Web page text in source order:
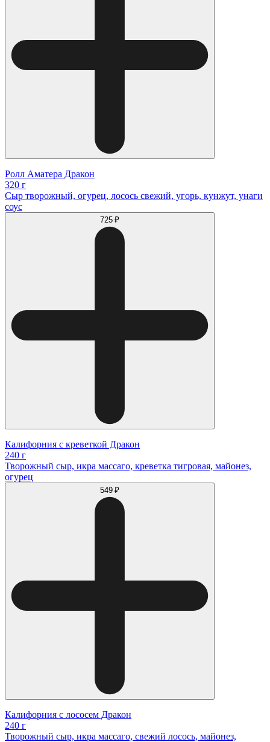
Ролл Аматера Дракон
320 г
Сыр творожный, огурец, лосось свежий, угорь, кунжут, унаги
соус
725 ₽
Калифорния с креветкой Дракон
240 г
Творожный сыр, икра массаго, креветка тигровая, майонез,
огурец
549 ₽
Калифорния с лососем Дракон
240 г
Творожный сыр, икра массаго, свежий лосось, майонез,